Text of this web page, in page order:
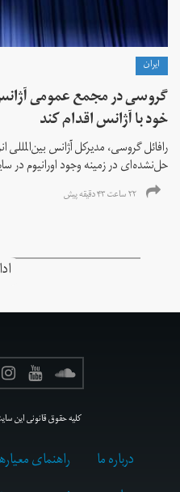
ايران
گروسی در مجمع عمومی
خود با آژانس اقدام کند
رافائل گروسی، مدیرکل آژانس بین‌المللی
حل‌نشده‌ای در زمینه وجود اورانیوم
۲۲ ساعت ۴۳ دقیقه پیش
کلیه حقوق قانونی این
درباره ما راهنمای